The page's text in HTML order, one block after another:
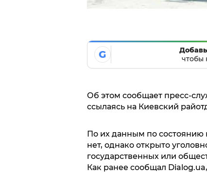
G
чтобы
Об этом сообщает пресс-
ссылаясь на Киевский
По их данным по состоянию
нет, однако открыто
государственных или
Как ранее сообщал